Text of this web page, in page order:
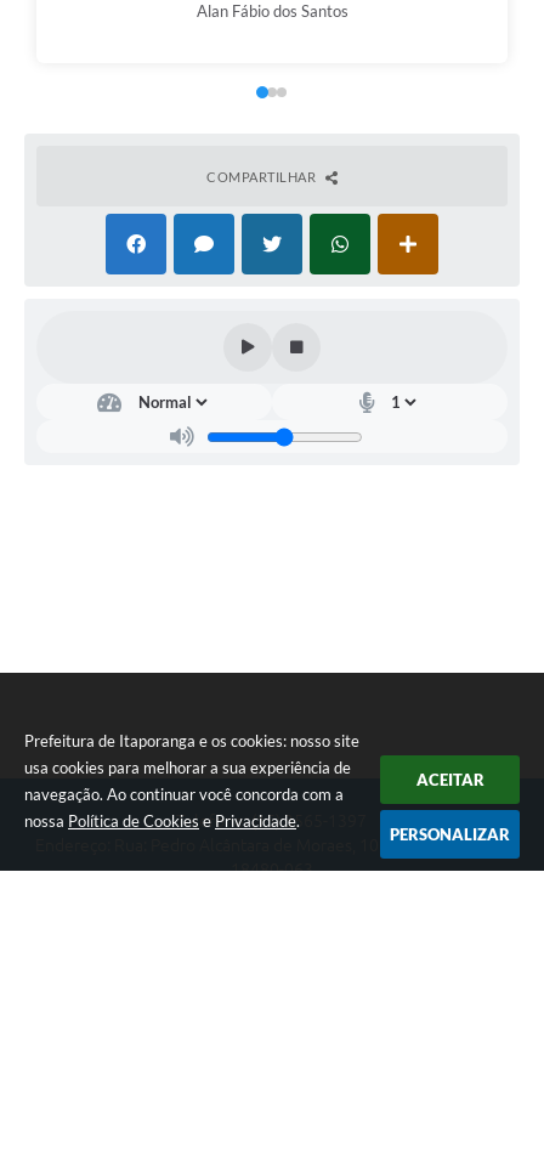
Prefeitura de Itaporanga e os cookies: nosso site
usa cookies para melhorar a sua experiência de
navegação. Ao continuar você concorda com a
nossa Política de Cookies e Privacidade.
ACEITAR
PERSONALIZAR
Alan Fábio dos Santos
COMPARTILHAR
Telefone: (15) 3565-1397
Endereço: Rua: Pedro Alcântara de Moraes, 1060 - Centro | CEP:
18480-063